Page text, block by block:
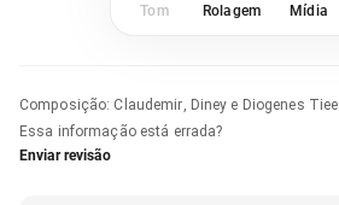
Tom Rolagem Mídia
Composição: Claudemir, Diney e Diogenes Tiee
Essa informação está errada?
Enviar revisão